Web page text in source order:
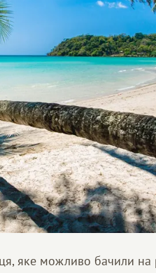
яке можливо бачили